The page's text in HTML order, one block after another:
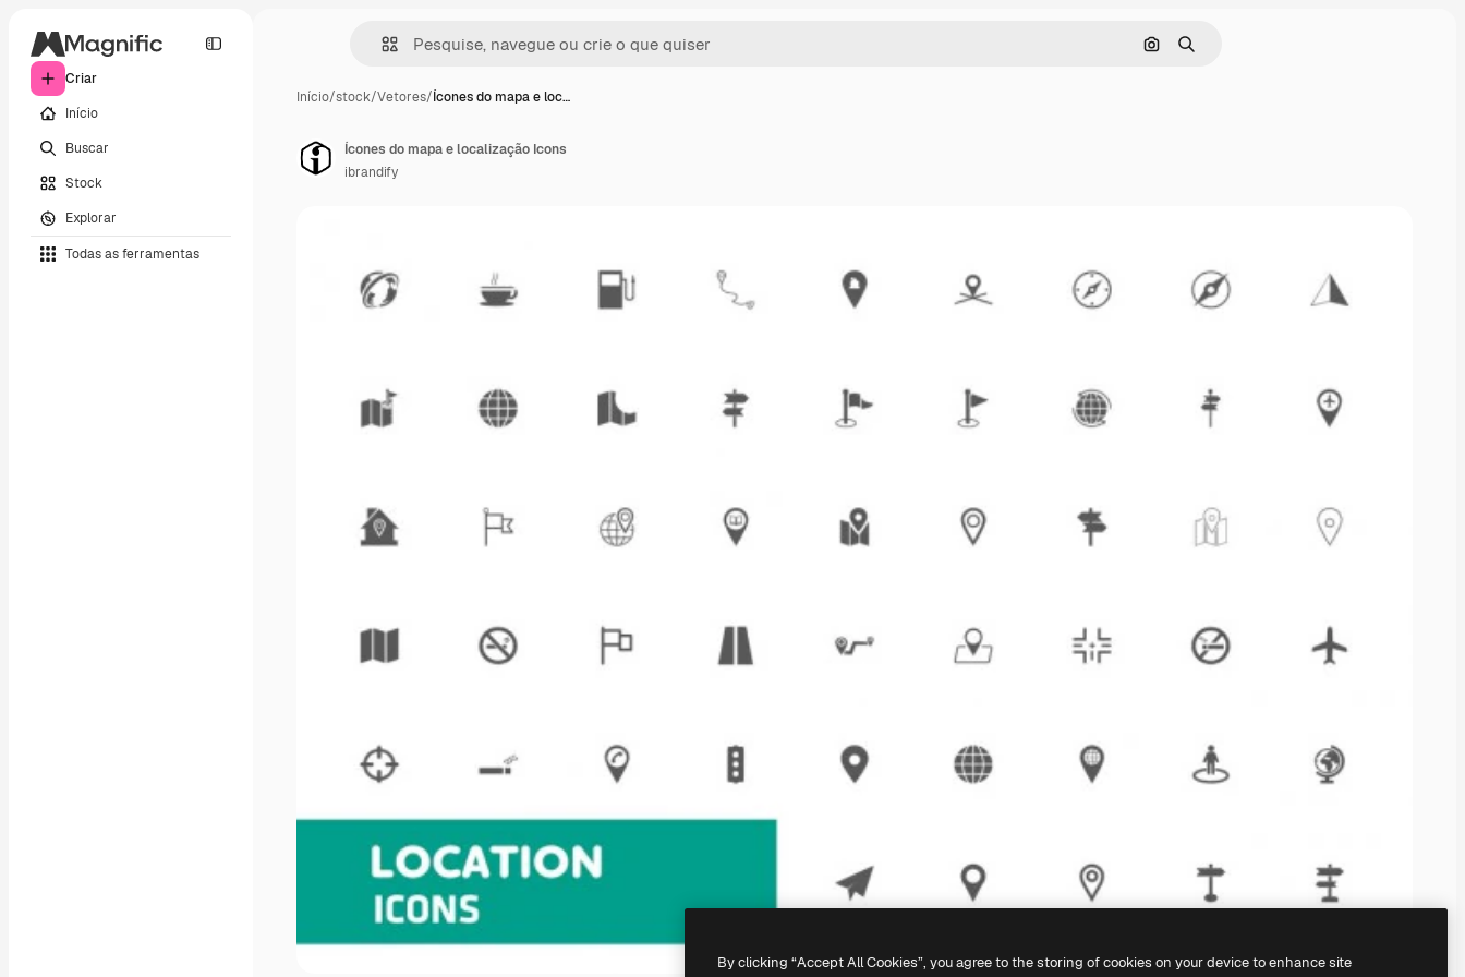
Criar
Início
Buscar
Stock
Explorar
Todas as ferramentas
Pesquisar por imagem
Buscar
Início/stock/Vetores/Ícones do mapa e loc…
Ícones do mapa e localização Icons
ibrandify
By clicking “Accept All Cookies”, you agree to the storing of cookies on your device to enhance site